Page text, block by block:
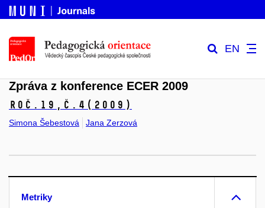
EN
Zpráva z konference ECER 2009
Roč.19, č.4 (2009)
Simona Šebestová Jana Zerzová
Metriky